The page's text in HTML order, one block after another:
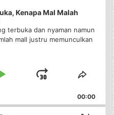
Kenapa Mal Malah
terbuka dan nyaman namun
mall justru memunculkan
Jump
Forward
Share
00:00